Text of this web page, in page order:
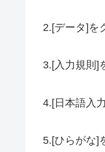
2.[データ]を
3.[入力規則]
4.[日本語入
5.[ひらがな]